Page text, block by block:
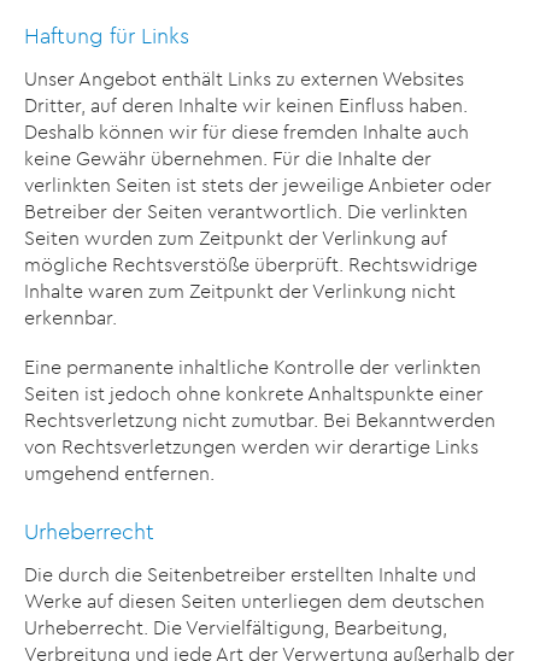
Haftung für Links
Unser Angebot enthält Links zu externen Websites
Dritter, auf deren Inhalte wir keinen Einfluss haben.
Deshalb können wir für diese fremden Inhalte auch
keine Gewähr übernehmen. Für die Inhalte der
verlinkten Seiten ist stets der jeweilige Anbieter oder
Betreiber der Seiten verantwortlich. Die verlinkten
Seiten wurden zum Zeitpunkt der Verlinkung auf
mögliche Rechtsverstöße überprüft. Rechtswidrige
Inhalte waren zum Zeitpunkt der Verlinkung nicht
erkennbar.
Eine permanente inhaltliche Kontrolle der verlinkten
Seiten ist jedoch ohne konkrete Anhaltspunkte einer
Rechtsverletzung nicht zumutbar. Bei Bekanntwerden
von Rechtsverletzungen werden wir derartige Links
umgehend entfernen.
Urheberrecht
Die durch die Seitenbetreiber erstellten Inhalte und
Werke auf diesen Seiten unterliegen dem deutschen
Urheberrecht. Die Vervielfältigung, Bearbeitung,
Verbreitung und jede Art der Verwertung außerhalb der